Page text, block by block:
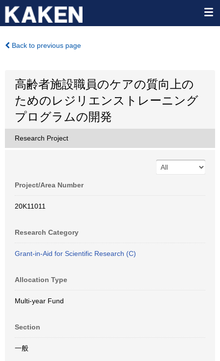
Back to previous page
高齢者施設職員のケアの質向上の
ためのレジリエンストレーニング
プログラムの開発
Research Project
Project/Area Number
20K11011
Research Category
Grant-in-Aid for Scientific Research (C)
Allocation Type
Multi-year Fund
Section
一般